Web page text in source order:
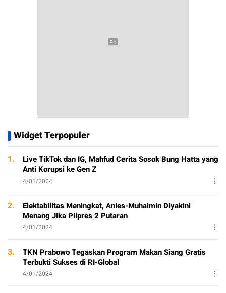
Widget Terpopuler
1.
Live TikTok dan IG, Mahfud Cerita Sosok Bung Hatta yang
Anti Korupsi ke Gen Z
4/01/2024
2.
Elektabilitas Meningkat, Anies-Muhaimin Diyakini
Menang Jika Pilpres 2 Putaran
4/01/2024
3.
TKN Prabowo Tegaskan Program Makan Siang Gratis
Terbukti Sukses di RI-Global
4/01/2024